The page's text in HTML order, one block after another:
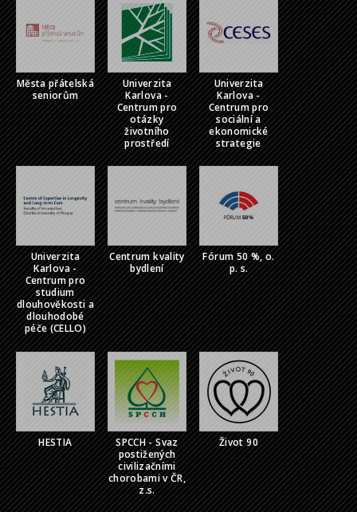
Města přátelská
seniorům
Univerzita
Karlova -
Centrum pro
otázky
životního
prostředí
Univerzita
Karlova -
Centrum pro
sociální a
ekonomické
strategie
Univerzita
Karlova -
Centrum pro
studium
dlouhověkosti a
dlouhodobé
péče (CELLO)
Centrum kvality
bydlení
Fórum 50 %, o.
p. s.
HESTIA
SPCCH - Svaz
postižených
civilizačními
chorobami v ČR,
z.s.
Život 90